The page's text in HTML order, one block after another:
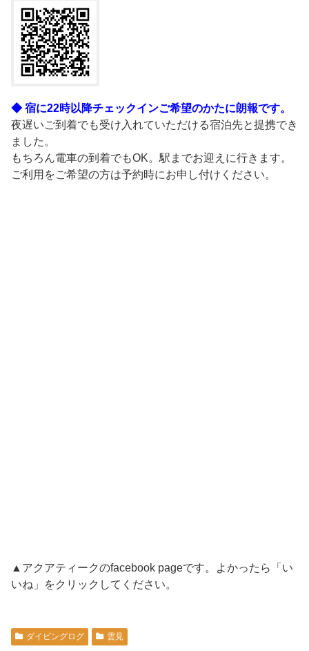
◆ 宿に22時以降チェックインご希望のかたに朗報です。
夜遅いご到着でも受け入れていただける宿泊先と提携でき
ました。
もちろん電車の到着でもOK。駅までお迎えに行きます。
ご利用をご希望の方は予約時にお申し付けください。
▲アクアティークのfacebook pageです。よかったら「い
いね」をクリックしてください。
ダイビングログ 雲見